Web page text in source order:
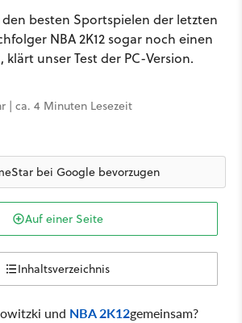
den besten Sportspielen der letzten
NBA 2K12 sogar noch einen
unser Test der PC-Version.
| ca. 4 Minuten Lesezeit
bei Google bevorzugen
Auf einer Seite
Inhaltsverzeichnis
und NBA 2K12gemeinsam?